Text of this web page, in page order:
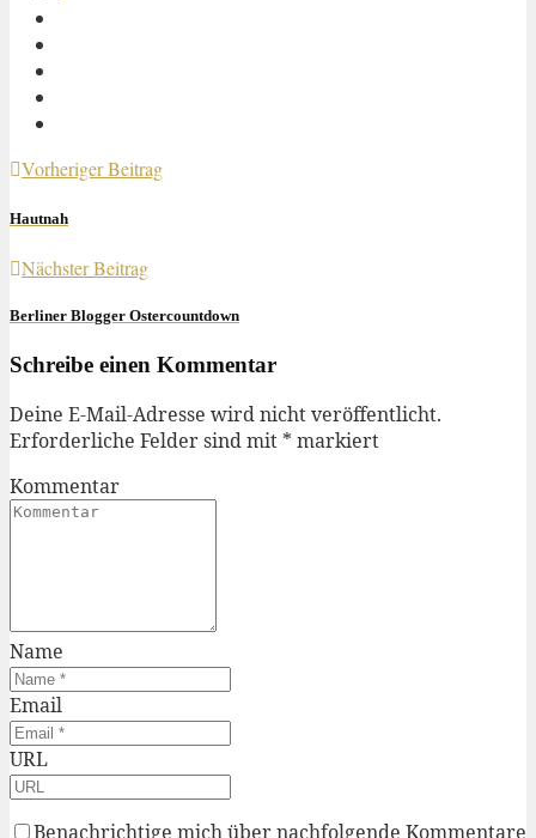
Vorheriger Beitrag
Hautnah
Nächster Beitrag
Berliner Blogger Ostercountdown
Schreibe einen Kommentar
Deine E-Mail-Adresse wird nicht veröffentlicht.
Erforderliche Felder sind mit * markiert
Kommentar
Name
Email
URL
Benachrichtige mich über nachfolgende Kommentare